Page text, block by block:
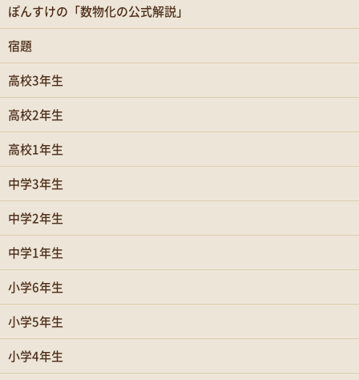
ぽんすけの「数物化の公式解説」
宿題
高校3年生
高校2年生
高校1年生
中学3年生
中学2年生
中学1年生
小学6年生
小学5年生
小学4年生